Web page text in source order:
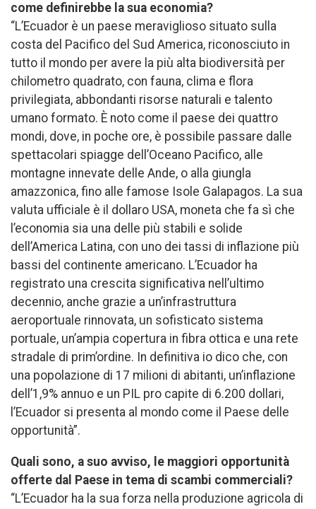
come definirebbe la sua economia?
“L’Ecuador è un paese meraviglioso situato sulla
costa del Pacifico del Sud America, riconosciuto in
tutto il mondo per avere la più alta biodiversità per
chilometro quadrato, con fauna, clima e flora
privilegiata, abbondanti risorse naturali e talento
umano formato. È noto come il paese dei quattro
mondi, dove, in poche ore, è possibile passare dalle
spettacolari spiagge dell’Oceano Pacifico, alle
montagne innevate delle Ande, o alla giungla
amazzonica, fino alle famose Isole Galapagos. La sua
valuta ufficiale è il dollaro USA, moneta che fa sì che
l’economia sia una delle più stabili e solide
dell’America Latina, con uno dei tassi di inflazione più
bassi del continente americano. L’Ecuador ha
registrato una crescita significativa nell’ultimo
decennio, anche grazie a un’infrastruttura
aeroportuale rinnovata, un sofisticato sistema
portuale, un’ampia copertura in fibra ottica e una rete
stradale di prim’ordine. In definitiva io dico che, con
una popolazione di 17 milioni di abitanti, un’inflazione
dell’1,9% annuo e un PIL pro capite di 6.200 dollari,
l’Ecuador si presenta al mondo come il Paese delle
opportunità”.
Quali sono, a suo avviso, le maggiori opportunità
offerte dal Paese in tema di scambi commerciali?
“L’Ecuador ha la sua forza nella produzione agricola di